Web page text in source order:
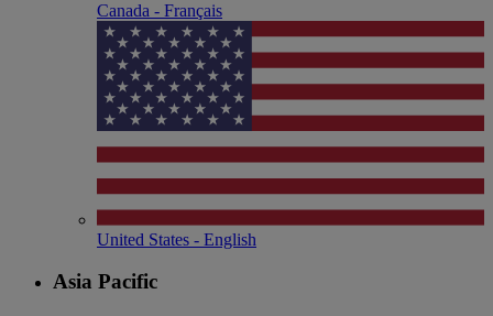
Canada - Français
United States - English
Asia Pacific